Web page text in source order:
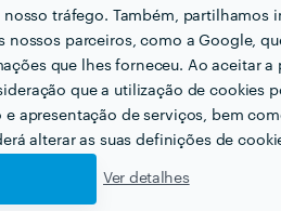
tráfego. Também, partilhamos
nossos parceiros, como a Google,
que lhes forneceu. Ao aceitar a
que a utilização de cookies
apresentação de serviços, bem
alterar as suas definições de
Ver detalhes